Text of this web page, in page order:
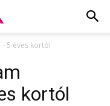
5 éves kortól
kortól